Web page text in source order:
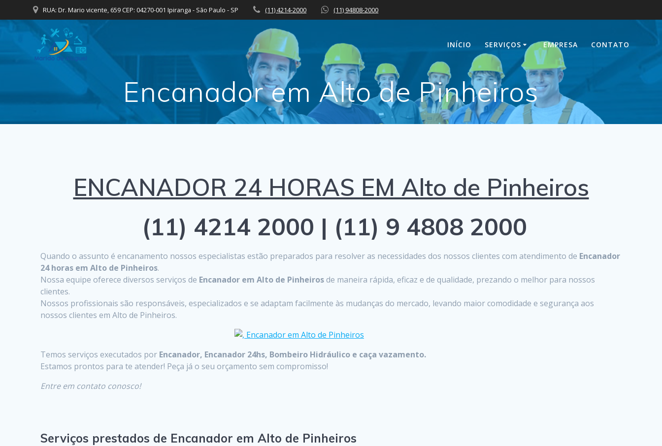
to
RUA: Dr. Mario vicente, 659 CEP: 04270-001 Ipiranga - São Paulo - SP (11) 4214-2000 (11) 94808-2000
INÍCIO SERVIÇOS EMPRESA CONTATO
Encanador em Alto de Pinheiros
ENCANADOR 24 HORAS EM Alto de Pinheiros
(11) 4214 2000 | (11) 9 4808 2000
Quando o assunto é encanamento nossos especialistas estão preparados para resolver as necessidades dos nossos clientes com atendimento de Encanador
24 horas em Alto de Pinheiros.
Nossa equipe oferece diversos serviços de Encanador em Alto de Pinheirosde maneira rápida, eficaz e de qualidade, prezando o melhor para nossos
clientes.
Nossos profissionais são responsáveis, especializados e se adaptam facilmente às mudanças do mercado, levando maior comodidade e segurança aos
nossos clientes em Alto de Pinheiros.
Temos serviços executados por Encanador, Encanador 24hs, Bombeiro Hidráulico e caça vazamento.
Estamos prontos para te atender! Peça já o seu orçamento sem compromisso!
Entre em contato conosco!
Serviços prestados de Encanador em Alto de Pinheiros